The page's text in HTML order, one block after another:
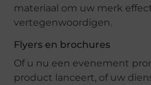
materiaal om uw merk
vertegenwoordigen.
Flyers en brochures
Of u nu een evenement
product lanceert, of uw